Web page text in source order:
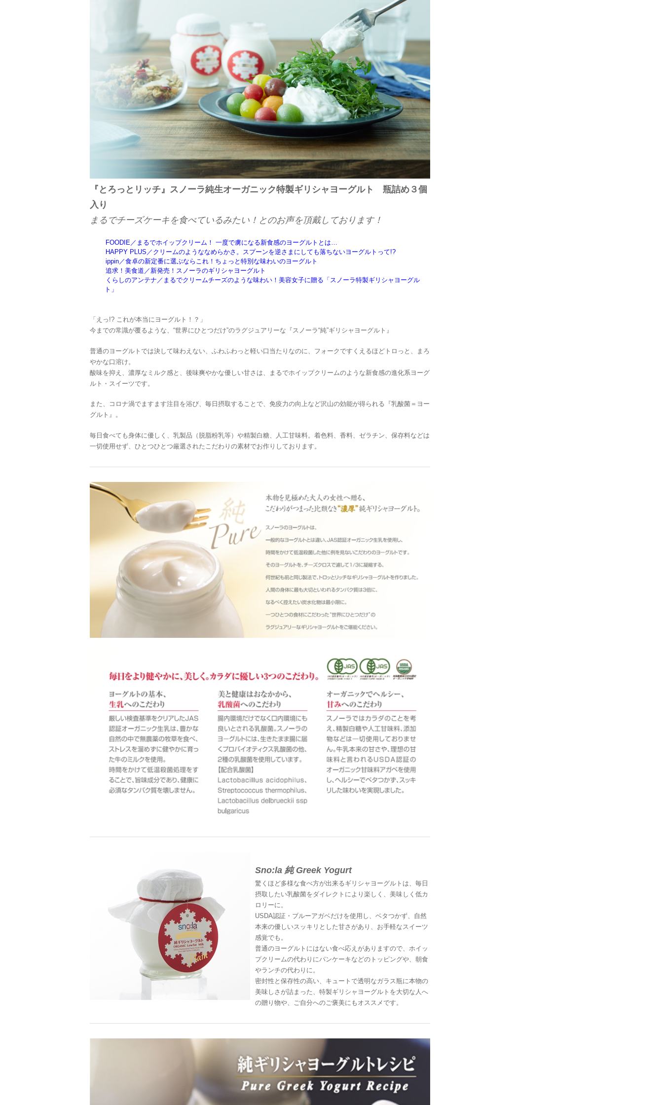
『とろっとリッチ』スノーラ純生オーガニック特製ギリシャヨーグルト 瓶詰め３個
入り
まるでチーズケーキを食べているみたい！とのお声を頂戴しております！
FOODIE／まるでホイップクリーム！ 一度で虜になる新食感のヨーグルトとは…
HAPPY PLUS／クリームのようななめらかさ。スプーンを逆さまにしても落ちないヨーグルトって!?
ippin／食卓の新定番に選ぶならこれ！ちょっと特別な味わいのヨーグルト
追求！美食道／新発売！スノーラのギリシャヨーグルト
くらしのアンテナ／まるでクリームチーズのような味わい！美容女子に贈る「スノーラ特製ギリシャヨーグル
ト」
「えっ!? これが本当にヨーグルト！？」
今までの常識が覆るような、“世界にひとつだけ”のラグジュアリーな『スノーラ“純”ギリシャヨーグルト』
普通のヨーグルトでは決して味わえない、ふわふわっと軽い口当たりなのに、フォークですくえるほどトロっと、まろ
やかな口溶け。
酸味を抑え、濃厚なミルク感と、後味爽やかな優しい甘さは、まるでホイップクリームのような新食感の進化系ヨーグ
ルト・スイーツです。
また、コロナ渦でますます注目を浴び、毎日摂取することで、免疫力の向上など沢山の効能が得られる『乳酸菌＝ヨー
グルト』。
毎日食べても身体に優しく、乳製品（脱脂粉乳等）や精製白糖、人工甘味料。着色料、香料、ゼラチン、保存料などは
一切使用せず、ひとつひとつ厳選されたこだわりの素材でお作りしております。
Sno:la 純 Greek Yogurt
驚くほど多様な食べ方が出来るギリシャヨーグルトは、毎日
摂取したい乳酸菌をダイレクトにより楽しく、美味しく低カ
ロリーに。
USDA認証・ブルーアガベだけを使用し、ベタつかず、自然
本来の優しいスッキリとした甘さがあり、お手軽なスイーツ
感覚でも。
普通のヨーグルトにはない食べ応えがありますので、ホイッ
プクリームの代わりにパンケーキなどのトッピングや、朝食
やランチの代わりに。
密封性と保存性の高い、キュートで透明なガラス瓶に本物の
美味しさが詰まった、特製ギリシャヨーグルトを大切な人へ
の贈り物や、ご自分へのご褒美にもオススメです。